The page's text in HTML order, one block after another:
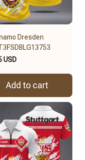
Dresden
USD
Add to cart